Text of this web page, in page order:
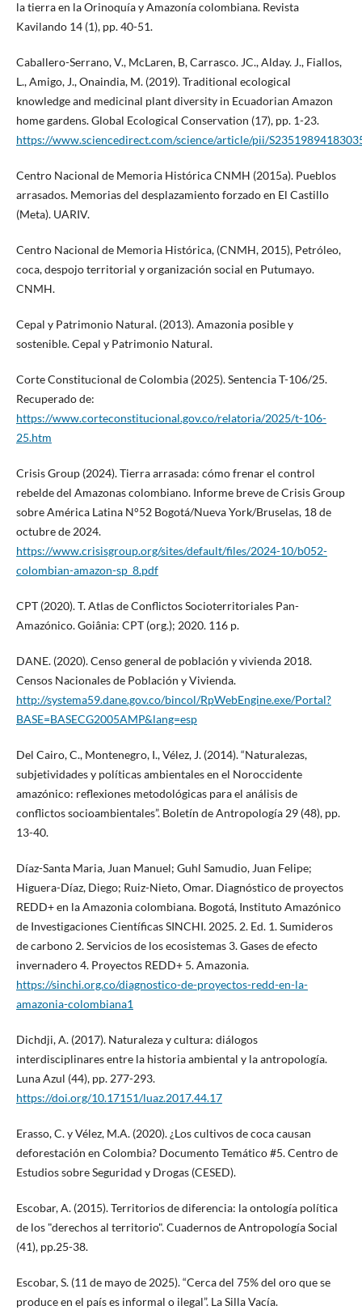
la tierra en la Orinoquía y Amazonía colombiana. Revista
Kavilando 14 (1), pp. 40-51.
Caballero-Serrano, V., McLaren, B, Carrasco. JC., Alday. J., Fiallos,
L., Amigo, J., Onaindia, M. (2019). Traditional ecological
knowledge and medicinal plant diversity in Ecuadorian Amazon
home gardens. Global Ecological Conservation (17), pp. 1-23.
https://www.sciencedirect.com/science/article/pii/
Centro Nacional de Memoria Histórica CNMH (2015a). Pueblos
arrasados. Memorias del desplazamiento forzado en El Castillo
(Meta). UARIV.
Centro Nacional de Memoria Histórica, (CNMH, 2015), Petróleo,
coca, despojo territorial y organización social en Putumayo.
CNMH.
Cepal y Patrimonio Natural. (2013). Amazonia posible y
sostenible. Cepal y Patrimonio Natural.
Corte Constitucional de Colombia (2025). Sentencia T-106/25.
Recuperado de:
https://www.corteconstitucional.gov.co/relatoria/2025/t-106-
25.htm
Crisis Group (2024). Tierra arrasada: cómo frenar el control
rebelde del Amazonas colombiano. Informe breve de Crisis Group
sobre América Latina N°52 Bogotá/Nueva York/Bruselas, 18 de
octubre de 2024.
https://www.crisisgroup.org/sites/default/files/2024-10/b052-
colombian-amazon-sp_8.pdf
CPT (2020). T. Atlas de Conflictos Socioterritoriales Pan-
Amazónico. Goiânia: CPT (org.); 2020. 116 p.
DANE. (2020). Censo general de población y vivienda 2018.
Censos Nacionales de Población y Vivienda.
http://systema59.dane.gov.co/bincol/RpWebEngine.exe/Portal?
BASE=BASECG2005AMP&lang=esp
Del Cairo, C., Montenegro, I., Vélez, J. (2014). “Naturalezas,
subjetividades y políticas ambientales en el Noroccidente
amazónico: reflexiones metodológicas para el análisis de
conflictos socioambientales”. Boletín de Antropología 29 (48), pp.
13-40.
Díaz-Santa Maria, Juan Manuel; Guhl Samudio, Juan Felipe;
Higuera-Díaz, Diego; Ruiz-Nieto, Omar. Diagnóstico de proyectos
REDD+ en la Amazonia colombiana. Bogotá, Instituto Amazónico
de Investigaciones Científicas SINCHI. 2025. 2. Ed. 1. Sumideros
de carbono 2. Servicios de los ecosistemas 3. Gases de efecto
invernadero 4. Proyectos REDD+ 5. Amazonia.
https://sinchi.org.co/diagnostico-de-proyectos-redd-en-la-
amazonia-colombiana1
Dichdji, A. (2017). Naturaleza y cultura: diálogos
interdisciplinares entre la historia ambiental y la antropología.
Luna Azul (44), pp. 277-293.
https://doi.org/10.17151/luaz.2017.44.17
Erasso, C. y Vélez, M.A. (2020). ¿Los cultivos de coca causan
deforestación en Colombia? Documento Temático #5. Centro de
Estudios sobre Seguridad y Drogas (CESED).
Escobar, A. (2015). Territorios de diferencia: la ontología política
de los "derechos al territorio". Cuadernos de Antropología Social
(41), pp.25-38.
Escobar, S. (11 de mayo de 2025). “Cerca del 75% del oro que se
produce en el país es informal o ilegal”. La Silla Vacía.